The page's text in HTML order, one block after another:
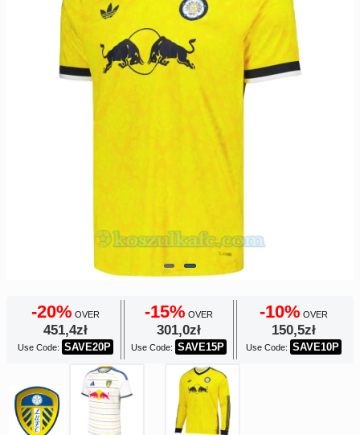
Zamówienie
CONMEBOL
-20% OVER
451,4zł
Use Code: SAVE20P
-15% OVER
301,0zł
Use Code: SAVE15P
-10% OVER
150,5zł
Use Code: SAVE10P